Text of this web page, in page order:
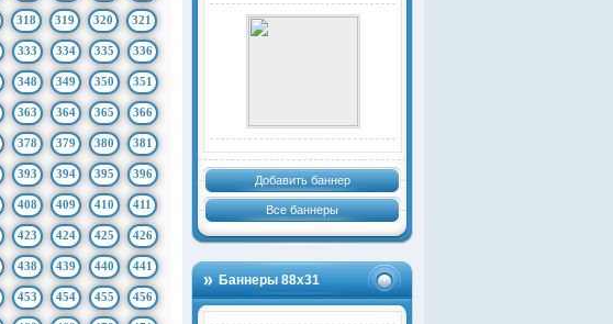
Добавить баннер
Все баннеры
Баннеры 88х31
318 319 320 321
333 334 335 336
348 349 350 351
363 364 365 366
378 379 380 381
393 394 395 396
408 409 410 411
423 424 425 426
438 439 440 441
453 454 455 456